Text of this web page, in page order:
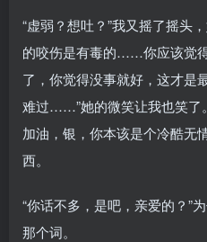
“虚弱？想吐？”我又摇了摇头
的咬伤是有毒的……你应该觉
了，你觉得没事就好，这才是
难过……”她的微笑让我也笑了
加油，银，你本该是个冷酷
西。
“你话不多，是吧，亲爱的？”
那个词。